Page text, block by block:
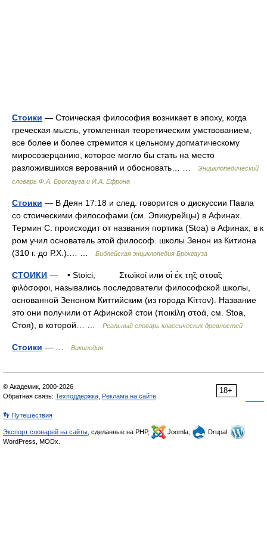
Стоики — Стоическая философия возникает в эпоху, когда
греческая мысль, утомленная теоретическим умствованием,
все более и более стремится к цельному догматическому
миросозерцанию, которое могло бы стать на место
разложившихся верований и обосновать… …
Энциклопедический
словарь Ф.А. Брокгауза и И.А. Ефрона
Стоики — В Деян 17:18 и след. говорится о дискуссии Павла
со стоическими философами (см. Эпикурейцы) в Афинах.
Термин С. происходит от названия портика (Stoa) в Афинах, в к
ром учил основатель этой философ. школы Зенон из Китиона
(310 г. до Р.Х.).… …
Библейская энциклопедия Брокгауза
СТОИКИ — • Stoici, Στωϊκοί или oι̉ ε̉κ τη̃ς στοα̃ς
φιλόσοφοι, назывались последователи философской школы,
основанной Зеноном Киттийским (из города Κίττον). Название
это они получили от Афинской стои (ποικίλη στοά, см. Stoa,
Стоя), в которой… …
Реальный словарь классических древностей
Стоики — … Википедия
18+
© Академик, 2000-2026
Обратная связь: Техподдержка Реклама на сайте
👣 Путешествия
Экспорт словарей на сайты , сделанные на PHP, Joomla,
Drupal,
WordPress, MODx.